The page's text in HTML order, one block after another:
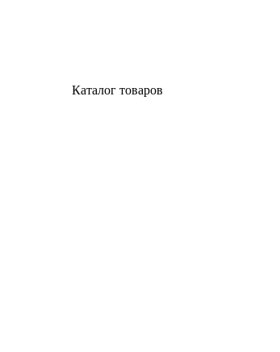
Каталог товаров